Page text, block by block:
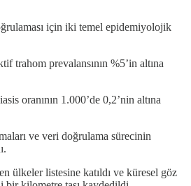
için iki temel epidemiyolojik
trahom prevalansının %5’in altına
oranının 1.000’de 0,2’nin altına
ve veri doğrulama sürecinin
ülkeler listesine katıldı ve küresel göz